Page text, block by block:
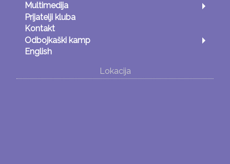
Multimedija
Prijatelji kluba
Kontakt
Odbojkaški kamp
English
Lokacija